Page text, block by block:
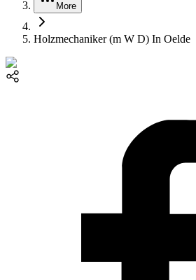
More
Holzmechaniker (m W D) In Oelde